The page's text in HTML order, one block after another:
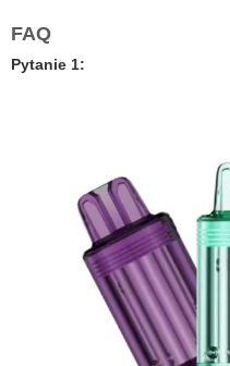
FAQ
Pytanie 1: